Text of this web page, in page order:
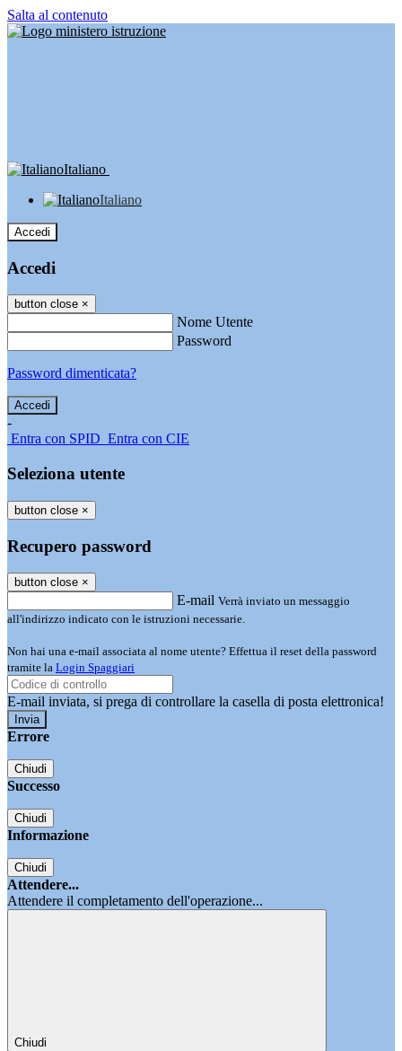
Salta al contenuto
Italiano
Italiano
Accedi
Accedi
button close ×
Nome Utente
Password
Password dimenticata?
-
Entra con SPID Entra con CIE
Seleziona utente
button close ×
Recupero password
button close ×
E-mail Verrà inviato un messaggio
all'indirizzo indicato con le istruzioni necessarie.
Non hai una e-mail associata al nome utente? Effettua il reset della password
tramite la Login Spaggiari
E-mail inviata, si prega di controllare la casella di posta elettronica!
Errore
Chiudi
Successo
Chiudi
Informazione
Chiudi
Attendere...
Attendere il completamento dell'operazione...
Chiudi